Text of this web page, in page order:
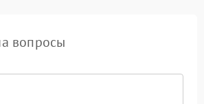
вопросы